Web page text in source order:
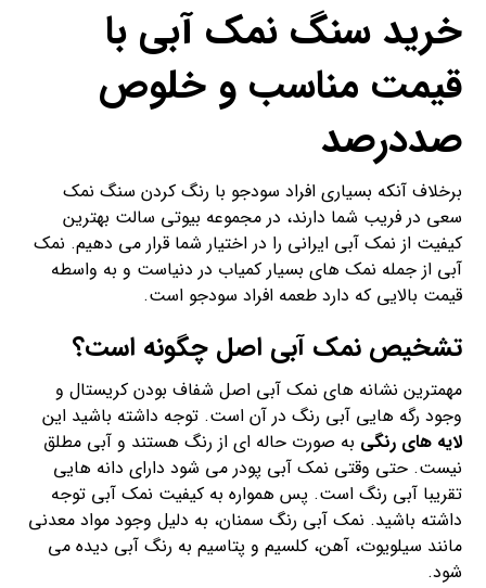
خرید سنگ نمک آبی با
قیمت مناسب و خلوص
صددرصد
برخلاف آنکه بسیاری افراد سودجو با رنگ کردن سنگ نمک
سعی در فریب شما دارند، در مجموعه بیوتی سالت بهترین
کیفیت از نمک آبی ایرانی را در اختیار شما قرار می دهیم. نمک
آبی از جمله نمک های بسیار کمیاب در دنیاست و به واسطه
قیمت بالایی که دارد طعمه افراد سودجو است.
تشخیص نمک آبی اصل چگونه است؟
مهمترین نشانه های نمک آبی اصل شفاف بودن کریستال و
وجود رگه هایی آبی رنگ در آن است. توجه داشته باشید این
لایه های رنگی به صورت حاله ای از رنگ هستند و آبی مطلق
نیست. حتی وقتی نمک آبی پودر می شود دارای دانه هایی
تقریبا آبی رنگ است. پس همواره به کیفیت نمک آبی توجه
داشته باشید. نمک آبی رنگ سمنان، به دلیل وجود مواد معدنی
مانند سیلویوت، آهن، کلسیم و پتاسیم به رنگ آبی دیده می
شود.